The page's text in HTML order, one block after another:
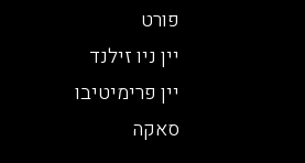
פורט
יין ניו זילנד
יין פרימיטיבו
סאקה